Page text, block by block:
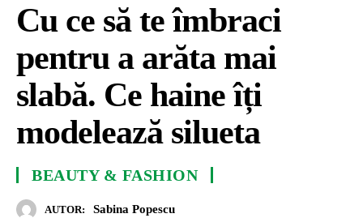
Cu ce să te îmbraci
pentru a arăta mai
slabă. Ce haine îți
modelează silueta
BEAUTY & FASHION
AUTOR: Sabina Popescu